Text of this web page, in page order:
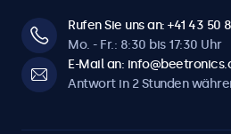
Rufen Sie uns an: +41 43 50
Mo. - Fr.: 8:30 bis 17:30 Uhr
E-Mail an:
Antwort in 2 Stunden